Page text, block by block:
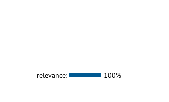
relevance: 100%